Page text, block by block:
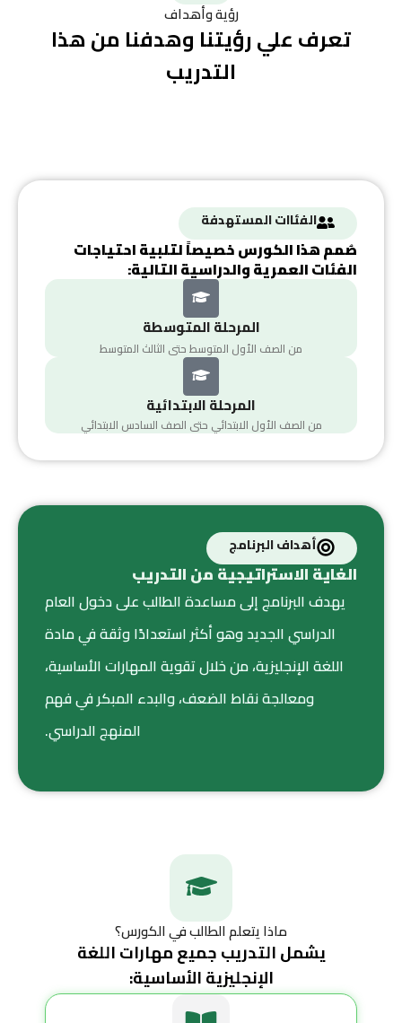
رؤية وأهداف
تعرف علي رؤيتنا وهدفنا من هذا
التدريب
الفئاات المستهدفة
صُمم هذا الكورس خصيصاً لتلبية احتياجات
الفئات العمرية والدراسية التالية:
المرحلة الابتدائية
من الصف الأول الابتدائي حتى الصف السادس الابتدائي
المرحلة المتوسطة
من الصف الأول المتوسط حتى الثالث المتوسط
أهداف البرنامج
الغاية الاستراتيجية من التدريب
يهدف البرنامج إلى مساعدة الطالب على دخول العام
الدراسي الجديد وهو أكثر استعدادًا وثقة في مادة
اللغة الإنجليزية، من خلال تقوية المهارات الأساسية،
ومعالجة نقاط الضعف، والبدء المبكر في فهم
المنهج الدراسي.
ماذا يتعلم الطالب في الكورس؟
يشمل التدريب جميع مهارات اللغة
الإنجليزية الأساسية: